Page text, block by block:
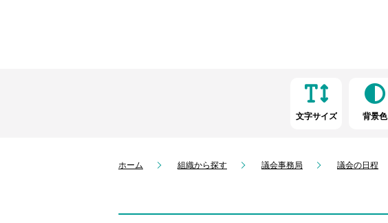
文字サイズ 背景色
ホーム 組織から探す 議会事務局 議会の日程